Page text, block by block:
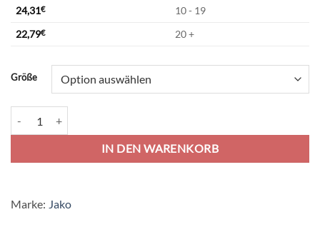
24,31€
10 - 19
22,79€ 20 +
Größe
IN DEN WARENKORB
Alternative:
Marke: Jako